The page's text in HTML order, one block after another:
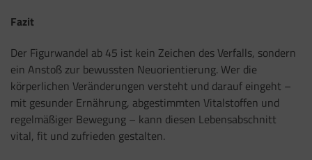
Fazit
Der Figurwandel ab 45 ist kein Zeichen des Verfalls, sondern
ein Anstoß zur bewussten Neuorientierung. Wer die
körperlichen Veränderungen versteht und darauf eingeht –
mit gesunder Ernährung, abgestimmten Vitalstoffen und
regelmäßiger Bewegung – kann diesen Lebensabschnitt
vital, fit und zufrieden gestalten.